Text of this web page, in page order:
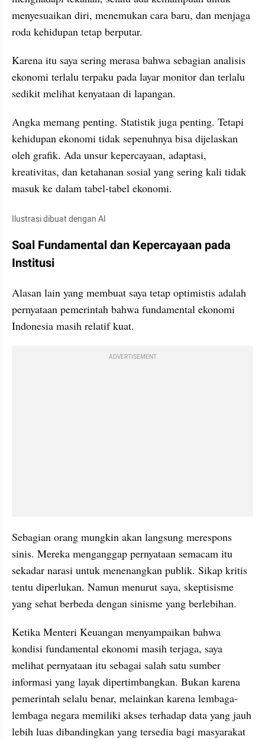
menyesuaikan diri, menemukan cara baru, dan menjaga
roda kehidupan tetap berputar.
Karena itu saya sering merasa bahwa sebagian analisis
ekonomi terlalu terpaku pada layar monitor dan terlalu
sedikit melihat kenyataan di lapangan.
Angka memang penting. Statistik juga penting. Tetapi
kehidupan ekonomi tidak sepenuhnya bisa dijelaskan
oleh grafik. Ada unsur kepercayaan, adaptasi,
kreativitas, dan ketahanan sosial yang sering kali tidak
masuk ke dalam tabel-tabel ekonomi.
Ilustrasi dibuat dengan AI
Soal Fundamental dan Kepercayaan pada
Institusi
Alasan lain yang membuat saya tetap optimistis adalah
pernyataan pemerintah bahwa fundamental ekonomi
Indonesia masih relatif kuat.
ADVERTISEMENT
Sebagian orang mungkin akan langsung merespons
sinis. Mereka menganggap pernyataan semacam itu
sekadar narasi untuk menenangkan publik. Sikap kritis
tentu diperlukan. Namun menurut saya, skeptisisme
yang sehat berbeda dengan sinisme yang berlebihan.
Ketika Menteri Keuangan menyampaikan bahwa
kondisi fundamental ekonomi masih terjaga, saya
melihat pernyataan itu sebagai salah satu sumber
informasi yang layak dipertimbangkan. Bukan karena
pemerintah selalu benar, melainkan karena lembaga-
lembaga negara memiliki akses terhadap data yang jauh
lebih luas dibandingkan yang tersedia bagi masyarakat